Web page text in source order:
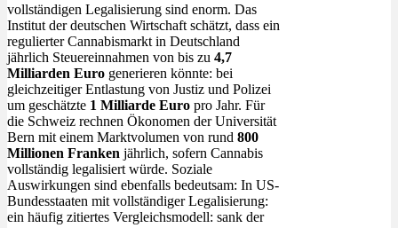
vollständigen Legalisierung sind enorm. Das
Institut der deutschen Wirtschaft schätzt, dass ein
regulierter Cannabismarkt in Deutschland
jährlich Steuereinnahmen von bis zu 4,7
Milliarden Euro generieren könnte: bei
gleichzeitiger Entlastung von Justiz und Polizei
um geschätzte 1 Milliarde Euro pro Jahr. Für
die Schweiz rechnen Ökonomen der Universität
Bern mit einem Marktvolumen von rund 800
Millionen Franken jährlich, sofern Cannabis
vollständig legalisiert würde. Soziale
Auswirkungen sind ebenfalls bedeutsam: In US-
Bundesstaaten mit vollständiger Legalisierung:
ein häufig zitiertes Vergleichsmodell: sank der